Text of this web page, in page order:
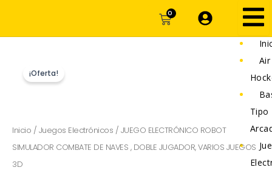
0CARRITO
Air
Tipo
¡Oferta!
Inicio / Juegos Electrónicos / JUEGO ELECTRÓNICO ROBOT
SIMULADOR COMBATE DE NAVES , DOBLE JUGADOR, VARIOS JUEGOS
3D